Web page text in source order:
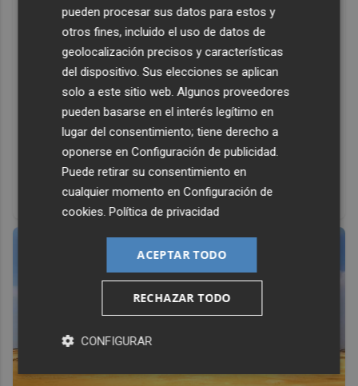
Esto explica el frío
¿Te pasa que por la noche sientes más frío sin motivo?
pueden procesar sus datos para estos y
otros fines, incluido el uso de datos de
geolocalización precisos y características
del dispositivo. Sus elecciones se aplican
solo a este sitio web. Algunos proveedores
pueden basarse en el interés legítimo en
lugar del consentimiento; tiene derecho a
oponerse enConfiguración de publicidad.
Puede retirar su consentimiento en
cualquier momento enConfiguración de
cookies.Política de privacidad
ACEPTAR TODO
RECHAZAR TODO
CONFIGURAR